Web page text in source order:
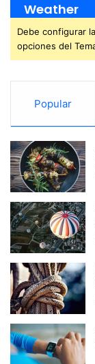
Weather
Debe configurar
opciones del
Popular